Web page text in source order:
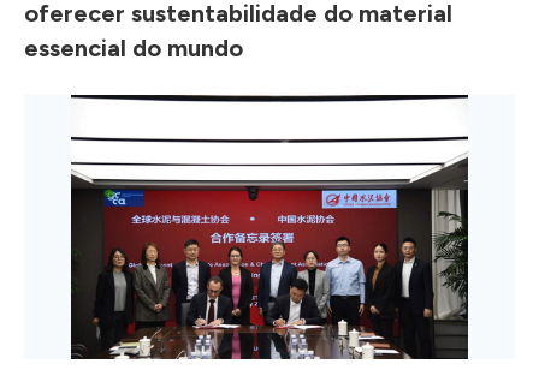
oferecer sustentabilidade do material
essencial do mundo